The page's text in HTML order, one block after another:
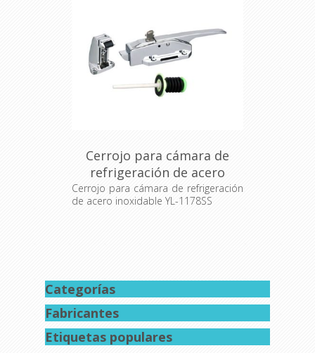
Cerrojo para cámara de
refrigeración de acero
inoxidable YL-1178SS
Cerrojo para cámara de refrigeración
de acero inoxidable YL-1178SS
Categorías
Fabricantes
Etiquetas populares